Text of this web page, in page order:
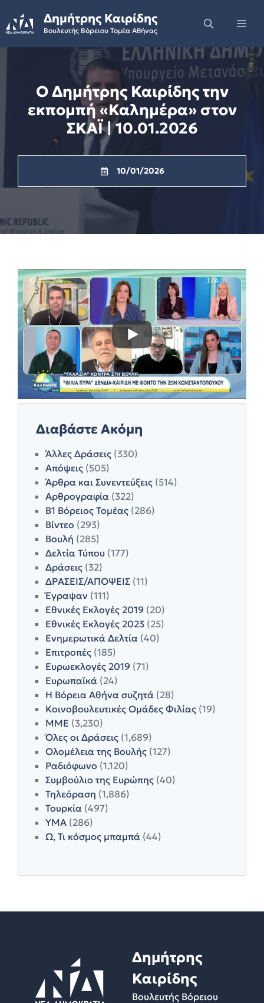
to
content
Δημήτρης Καιρίδης
Βουλευτής Βόρειου Τομέα Αθήνας
Ο Δημήτρης Καιρίδης την
εκπομπή «Καλημέρα» στον
ΣΚΑΪ | 10.01.2026
10/01/2026
Διαβάστε Ακόμη
Άλλες Δράσεις (330)
Απόψεις (505)
Άρθρα και Συνεντεύξεις (514)
Αρθρογραφία (322)
Β1 Βόρειος Τομέας (286)
Βίντεο (293)
Βουλή (285)
Δελτία Τύπου (177)
Δράσεις (32)
ΔΡΑΣΕΙΣ/ΑΠΟΨΕΙΣ (11)
Έγραψαν (111)
Εθνικές Εκλογές 2019 (20)
Εθνικές Εκλογές 2023 (25)
Ενημερωτικά Δελτία (40)
Επιτροπές (185)
Ευρωεκλογές 2019 (71)
Ευρωπαϊκά (24)
Η Βόρεια Αθήνα συζητά (28)
Κοινοβουλευτικές Ομάδες Φιλίας (19)
ΜΜΕ (3,230)
Όλες οι Δράσεις (1,689)
Ολομέλεια της Βουλής (127)
Ραδιόφωνο (1,120)
Συμβούλιο της Ευρώπης (40)
Τηλεόραση (1,886)
Τουρκία (497)
ΥΜΑ (286)
Ω, Τι κόσμος μπαμπά (44)
Δημήτρης
Καιρίδης
Βουλευτής Βόρειου